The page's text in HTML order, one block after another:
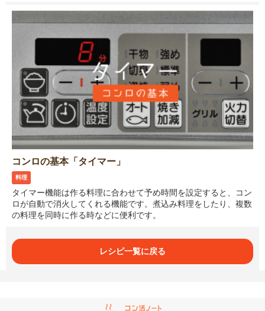
コンロの基本「タイマー」
料理
タイマー機能は作る料理に合わせて予め時間を設定すると、コン
ロが自動で消火してくれる機能です。煮込み料理をしたり、複数
の料理を同時に作る時などに便利です。
レシピ一覧に戻る